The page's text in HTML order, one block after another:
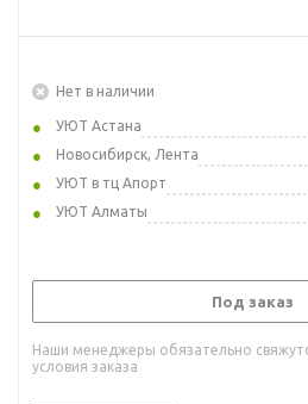
Нет в наличии
УЮТ Астана
Новосибирск, Лента
УЮТ в тц Апорт
УЮТ Алматы
Под заказ
Наши менеджеры обязательно
условия заказа